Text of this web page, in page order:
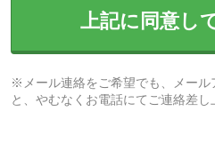
上記に同意し
※メール連絡をご希望でも、メール
と、やむなくお電話にてご連絡差し